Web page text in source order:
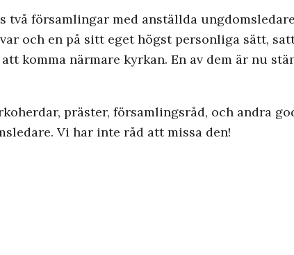
församlingar med anställda
och en på sitt eget högst personliga sätt,
komma närmare kyrkan. En av dem är nu
präster, församlingsråd, och andra
Vi har inte råd att missa den!